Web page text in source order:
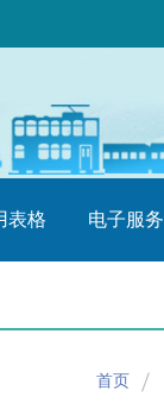
表格 电子服务
首页